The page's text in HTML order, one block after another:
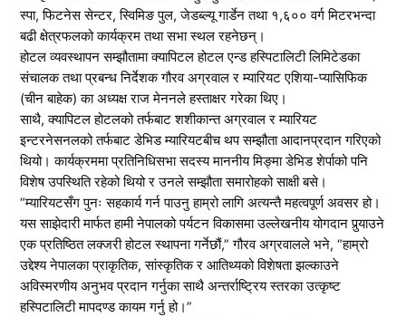
स्पा, फिटनेस सेन्टर, स्विमिङ पुल, जेडब्ल्यू गार्डेन तथा १,६०० वर्ग मिटरभन्दा
बढी क्षेत्रफलको कार्यक्रम तथा सभा स्थल रहनेछन्।
होटल व्यवस्थापन सम्झौतामा क्यापिटल होटल एन्ड हस्पिटालिटी लिमिटेडका
संचालक तथा प्रबन्ध निर्देशक गौरव अग्रवाल र म्यारियट एशिया-प्यासिफिक
(चीन बाहेक) का अध्यक्ष राज मेननले हस्ताक्षर गरेका थिए।
साथै, क्यापिटल होटलको तर्फबाट शशीकान्त अग्रवाल र म्यारियट
इन्टरनेसनलको तर्फबाट डेभिड म्यारियटबीच थप सम्झौता आदानप्रदान गरिएको
थियो। कार्यक्रममा प्रतिनिधिसभा सदस्य माननीय मिङ्मा डेभिड शेर्पाको पनि
विशेष उपस्थिति रहेको थियो र उनले सम्झौता समारोहको साक्षी बसे।
“म्यारियटसँग पुनः सहकार्य गर्न पाउनु हाम्रो लागि अत्यन्तै महत्वपूर्ण अवसर हो।
यस साझेदारी मार्फत हामी नेपालको पर्यटन विकासमा उल्लेखनीय योगदान पुर्‍याउने
एक प्रतिष्ठित लक्जरी होटल स्थापना गर्नेछौं,” गौरव अग्रवालले भने, “हाम्रो
उद्देश्य नेपालका प्राकृतिक, सांस्कृतिक र आतिथ्यको विशेषता झल्काउने
अविस्मरणीय अनुभव प्रदान गर्नुका साथै अन्तर्राष्ट्रिय स्तरका उत्कृष्ट
हस्पिटालिटी मापदण्ड कायम गर्नु हो।”